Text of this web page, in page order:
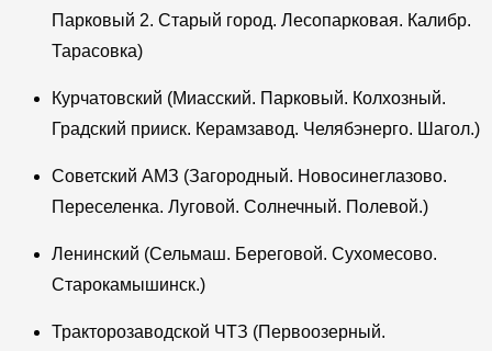
Парковый 2. Старый город. Лесопарковая. Калибр.
Тарасовка)
Курчатовский (Миасский. Парковый. Колхозный.
Градский прииск. Керамзавод. Челябэнерго. Шагол.)
Советский АМЗ (Загородный. Новосинеглазово.
Переселенка. Луговой. Солнечный. Полевой.)
Ленинский (Сельмаш. Береговой. Сухомесово.
Старокамышинск.)
Тракторозаводской ЧТЗ (Первоозерный.